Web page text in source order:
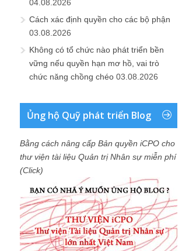
04.08.2026
Cách xác định quyền cho các bộ phận
03.08.2026
Không có tổ chức nào phát triển bền
vững nếu quyền hạn mơ hồ, vai trò
chức năng chồng chéo 03.08.2026
Ủng hộ Quỹ phát triển Blog
Bằng cách nâng cấp Bản quyền iCPO cho
thư viện tài liệu Quản trị Nhân sự miễn phí
(Click)